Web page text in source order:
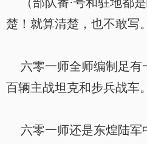
楚！就算清楚，也不敢写
六零一师全师编制足有
百辆主战坦克和步兵战车。
六零一师还是东煌陆军